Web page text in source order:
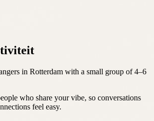
in Rotterdam with a small group of 4–6
who share your vibe, so conversations
feel easy.